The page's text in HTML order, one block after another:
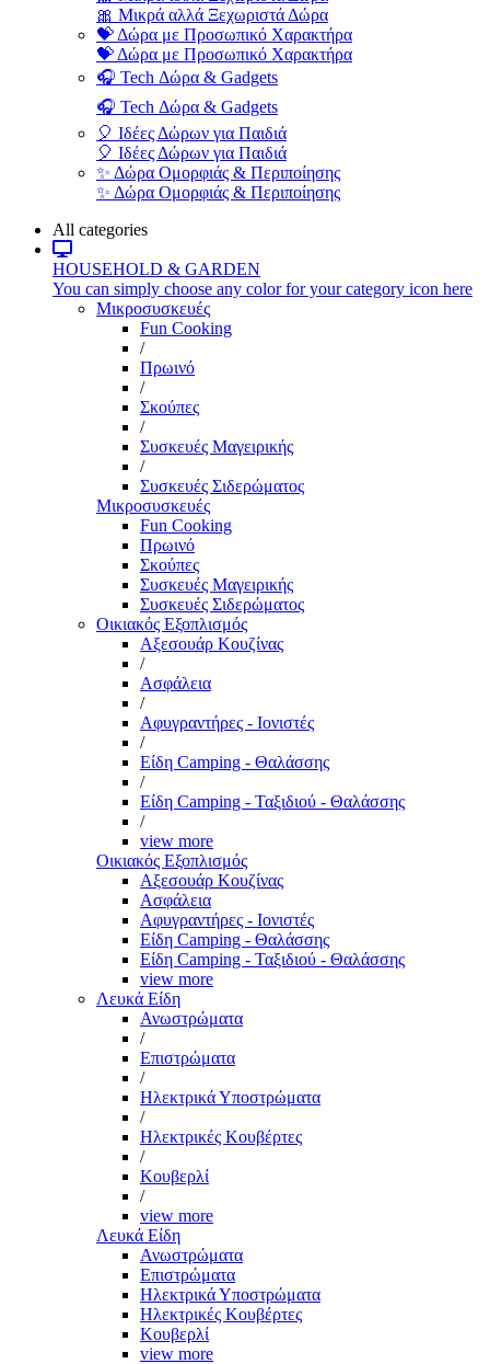
🎀 Μικρά αλλά Ξεχωριστά Δώρα
💝 Δώρα με Προσωπικό Χαρακτήρα
💝 Δώρα με Προσωπικό Χαρακτήρα
🎧 Tech Δώρα & Gadgets
🎧 Tech Δώρα & Gadgets
🎈 Ιδέες Δώρων για Παιδιά
🎈 Ιδέες Δώρων για Παιδιά
✨ Δώρα Ομορφιάς & Περιποίησης
✨ Δώρα Ομορφιάς & Περιποίησης
All categories
HOUSEHOLD & GARDEN
You can simply choose any color for your category icon here
Μικροσυσκευές
Fun Cooking
/
Πρωινό
/
Σκούπες
/
Συσκευές Μαγειρικής
/
Συσκευές Σιδερώματος
Μικροσυσκευές
Fun Cooking
Πρωινό
Σκούπες
Συσκευές Μαγειρικής
Συσκευές Σιδερώματος
Οικιακός Εξοπλισμός
Αξεσουάρ Κουζίνας
/
Ασφάλεια
/
Αφυγραντήρες - Ιονιστές
/
Είδη Camping - Θαλάσσης
/
Είδη Camping - Ταξιδιού - Θαλάσσης
/
view more
Οικιακός Εξοπλισμός
Αξεσουάρ Κουζίνας
Ασφάλεια
Αφυγραντήρες - Ιονιστές
Είδη Camping - Θαλάσσης
Είδη Camping - Ταξιδιού - Θαλάσσης
view more
Λευκά Είδη
Ανωστρώματα
/
Επιστρώματα
/
Ηλεκτρικά Υποστρώματα
/
Ηλεκτρικές Κουβέρτες
/
Κουβερλί
/
view more
Λευκά Είδη
Ανωστρώματα
Επιστρώματα
Ηλεκτρικά Υποστρώματα
Ηλεκτρικές Κουβέρτες
Κουβερλί
view more